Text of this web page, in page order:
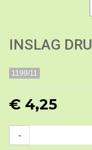
INSLAG
1199/11
€ 4,25
-